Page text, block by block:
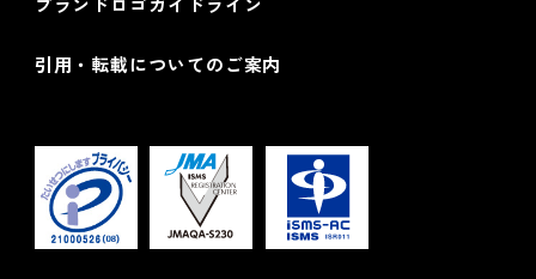
引用・転載についてのご案内